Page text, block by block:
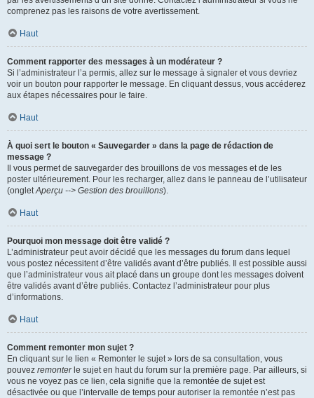
comprenez pas les raisons de votre avertissement.
Haut
Comment rapporter des messages à un modérateur ?
Si l’administrateur l’a permis, allez sur le message à signaler et vous devriez
voir un bouton pour rapporter le message. En cliquant dessus, vous accéderez
aux étapes nécessaires pour le faire.
Haut
À quoi sert le bouton « Sauvegarder » dans la page de rédaction de
message ?
Il vous permet de sauvegarder des brouillons de vos messages et de les
poster ultérieurement. Pour les recharger, allez dans le panneau de l’utilisateur
(ongletAperçu --> Gestion des brouillons).
Haut
Pourquoi mon message doit être validé ?
L’administrateur peut avoir décidé que les messages du forum dans lequel
vous postez nécessitent d’être validés avant d’être publiés. Il est possible aussi
que l’administrateur vous ait placé dans un groupe dont les messages doivent
être validés avant d’être publiés. Contactez l’administrateur pour plus
d’informations.
Haut
Comment remonter mon sujet ?
En cliquant sur le lien « Remonter le sujet » lors de sa consultation, vous
pouvez remonterle sujet en haut du forum sur la première page. Par ailleurs, si
vous ne voyez pas ce lien, cela signifie que la remontée de sujet est
désactivée ou que l’intervalle de temps pour autoriser la remontée n’est pas